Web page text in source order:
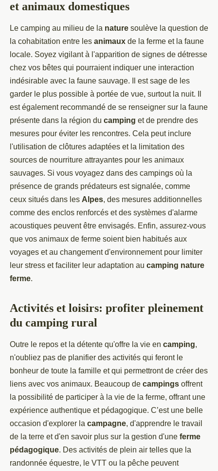
et animaux domestiques
Le camping au milieu de la nature soulève la question de
la cohabitation entre les animaux de la ferme et la faune
locale. Soyez vigilant à l'apparition de signes de détresse
chez vos bêtes qui pourraient indiquer une interaction
indésirable avec la faune sauvage. Il est sage de les
garder le plus possible à portée de vue, surtout la nuit. Il
est également recommandé de se renseigner sur la faune
présente dans la région du camping et de prendre des
mesures pour éviter les rencontres. Cela peut inclure
l'utilisation de clôtures adaptées et la limitation des
sources de nourriture attrayantes pour les animaux
sauvages. Si vous voyagez dans des campings où la
présence de grands prédateurs est signalée, comme
ceux situés dans les Alpes, des mesures additionnelles
comme des enclos renforcés et des systèmes d'alarme
acoustiques peuvent être envisagés. Enfin, assurez-vous
que vos animaux de ferme soient bien habitués aux
voyages et au changement d'environnement pour limiter
leur stress et faciliter leur adaptation au camping nature
ferme.
Activités et loisirs: profiter pleinement
du camping rural
Outre le repos et la détente qu'offre la vie en camping,
n'oubliez pas de planifier des activités qui feront le
bonheur de toute la famille et qui permettront de créer des
liens avec vos animaux. Beaucoup de campings offrent
la possibilité de participer à la vie de la ferme, offrant une
expérience authentique et pédagogique. C’est une belle
occasion d'explorer la campagne, d'apprendre le travail
de la terre et d'en savoir plus sur la gestion d'une ferme
pédagogique. Des activités de plein air telles que la
randonnée équestre, le VTT ou la pêche peuvent